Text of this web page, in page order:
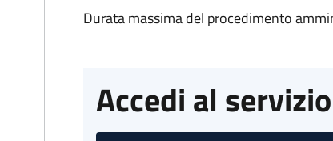
Durata massima del procedimento
Accedi al servizio